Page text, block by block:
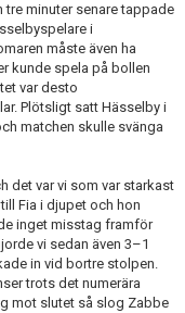
minuter senare tappade
i
måste även ha
kunde spela på bollen
var desto
Plötsligt satt Hässelby i
matchen skulle svänga
det var vi som var starkast
Fia i djupet och hon
inget misstag framför
vi sedan även 3–1
in vid bortre stolpen.
trots det numerära
mot slutet så slog Zabbe